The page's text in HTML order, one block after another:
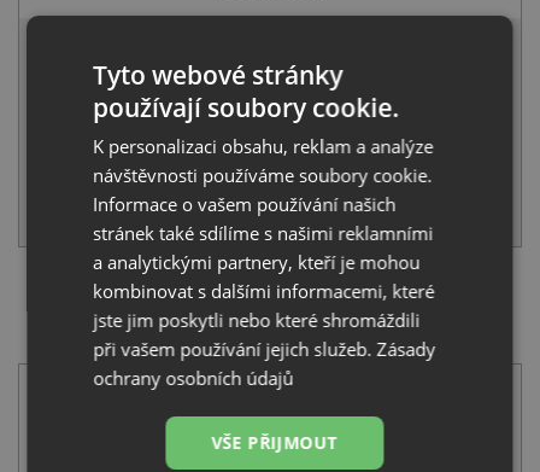
Běžná cena:8 901 Kč
Sleva: 445 Kč
SKLADEM
KOUPIT
SET Blanco LANTOS XL 6 S-IF Compact nerez
kartáčovaný s excentrem 523140 + Blanco MIDA-S
chrom 521454
Tyto webové stránky
používají soubory cookie.
K personalizaci obsahu, reklam a analýze
návštěvnosti používáme soubory cookie.
Informace o vašem používání našich
stránek také sdílíme s našimi reklamními
a analytickými partnery, kteří je mohou
kombinovat s dalšími informacemi, které
jste jim poskytli nebo které shromáždili
při vašem používání jejich služeb.Zásady
ochrany osobních údajů
VŠE PŘIJMOUT